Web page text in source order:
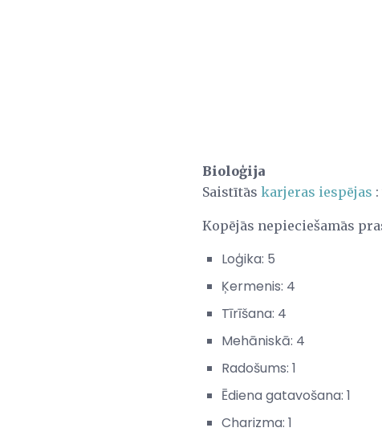
Bioloģija
Saistītās karjeras iespējas
Kopējās nepieciešamās
Loģika: 5
Ķermenis: 4
Tīrīšana: 4
Mehāniskā: 4
Radošums: 1
Ēdiena gatavošana: 1
Charizma: 1